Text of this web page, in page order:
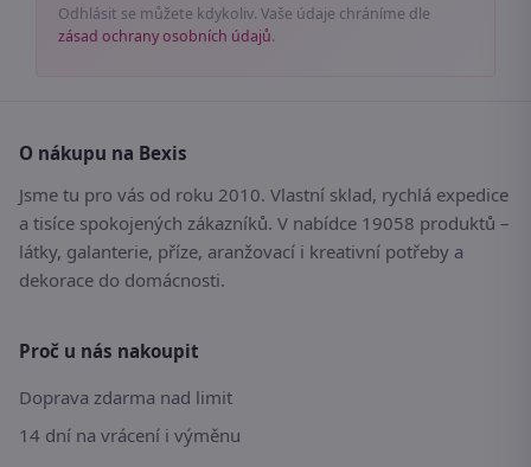
Odhlásit se můžete kdykoliv. Vaše údaje chráníme dle
zásad ochrany osobních údajů.
O nákupu na Bexis
Jsme tu pro vás od roku 2010. Vlastní sklad, rychlá expedice
a tisíce spokojených zákazníků. V nabídce 19058 produktů –
látky, galanterie, příze, aranžovací i kreativní potřeby a
dekorace do domácnosti.
Proč u nás nakoupit
Doprava zdarma nad limit
14 dní na vrácení i výměnu